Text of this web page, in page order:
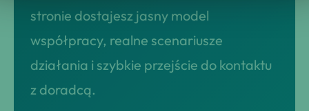
stronie dostajesz jasny model
współpracy, realne scenariusze
działania i szybkie przejście do kontaktu
z doradcą.